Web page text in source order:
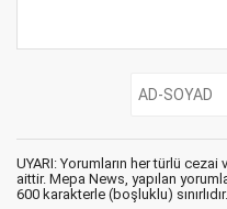
UYARI: Yorumların her türlü
aittir. Mepa News, yapılan
600 karakterle (boşluklu) sınırlıdır.